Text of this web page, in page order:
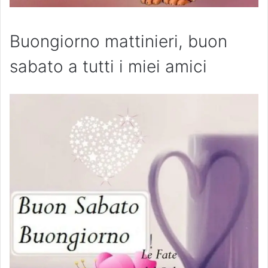
Buongiorno mattinieri, buon
sabato a tutti i miei amici